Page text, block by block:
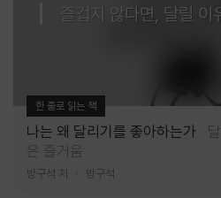
즐겁지 않다면, 달릴 이
한 줄로 읽는 책
나는 왜 달리기를 좋아하는가
은 즐거움
방구석 저 방구석